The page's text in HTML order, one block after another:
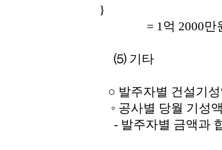
}
= 1억 2000만
⑸ 기타
○ 발주자별 건설기
◦ 공사별 당월 기성
- 발주자별 금액과